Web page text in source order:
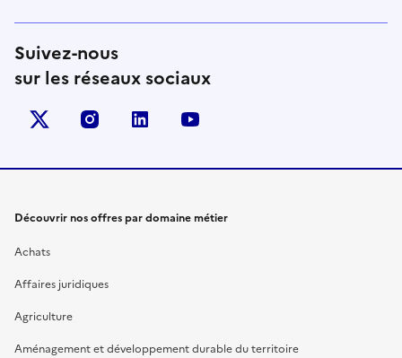
Suivez-nous
sur les réseaux sociaux
X (anciennement Twitter)
instagramlinkedin
Découvrir nos offres par domaine métier
Achats
Affaires juridiques
Agriculture
Aménagement et développement durable du territoire